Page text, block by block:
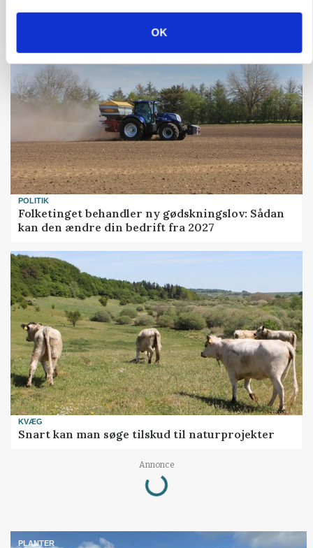
OK
POLITIK
Folketinget behandler ny gødskningslov: Sådan
kan den ændre din bedrift fra 2027
KVÆG
Snart kan man søge tilskud til naturprojekter
Annonce
Loading...
PLANTER